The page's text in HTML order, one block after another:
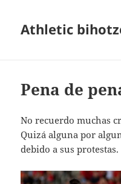
Athletic
Pena de
No recuerdo muchas
Quizá alguna por
debido a sus